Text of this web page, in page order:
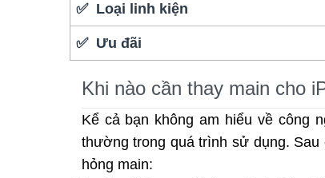
✅ Loại linh kiện
✅ Ưu đãi
Khi nào cần thay main cho
Kể cả bạn không am hiểu về công
thường trong quá trình sử dụng.
hỏng main: